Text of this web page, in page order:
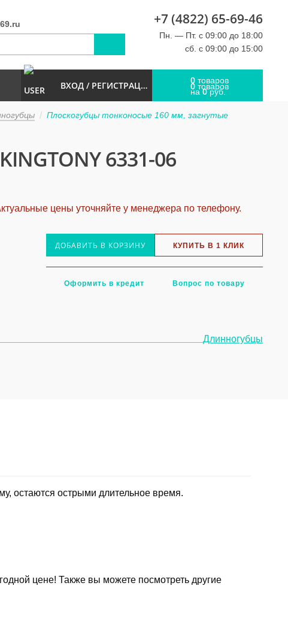
+7 (4822) 65-69-46
Пн. — Пт. с 09:00 до 18:00
сб. с 09:00 до 15:00
ВХОД / РЕГИСТРАЦИЯ 0 товаров
0 товаров
на0руб.
Плоскогубцы тонконосые 160 мм, загнутые
6331-06
цены уточняйте у менеджера по телефону.
ДОБАВИТЬ В КОРЗИНУ КУПИТЬ В 1 КЛИК
Оформить в кредит Вопрос по товару
Длинногубцы
остаются острыми длительное время.
цене! Также вы можете посмотреть другие